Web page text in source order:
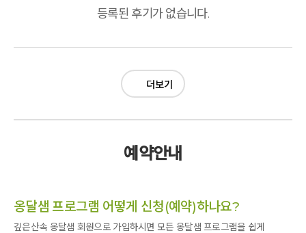
등록된 후기가 없습니다.
더보기
예약안내
옹달샘 프로그램 어떻게 신청(예약)하나요?
깊은산속 옹달샘 회원으로 가입하시면 모든 옹달샘 프로그램을 쉽게